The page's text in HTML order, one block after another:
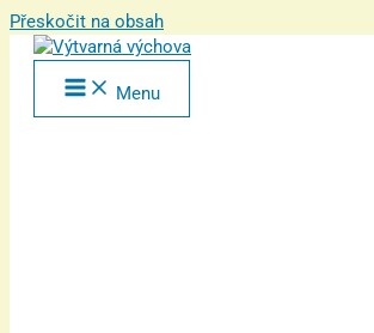
Přeskočit na obsah
Menu